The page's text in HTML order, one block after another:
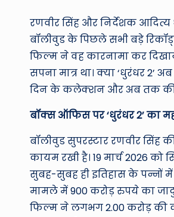
रणवीर सिंह और निर्देशक
बॉलीवुड के पिछले सभी बड़े
फिल्म ने वह कारनामा कर
सपना मात्र था। क्या ‘धुरंधर 2’
दिन के कलेक्शन और अब तक की
बॉक्स ऑफिस पर ‘धुरंधर 2’ का
बॉलीवुड सुपरस्टार रणवीर सिंह
कायम रखी है। 19 मार्च 2026
सुबह-सुबह ही इतिहास के पन्नों
मामले में 900 करोड़ रुपये का
फिल्म ने लगभग 2.00 करोड़ की